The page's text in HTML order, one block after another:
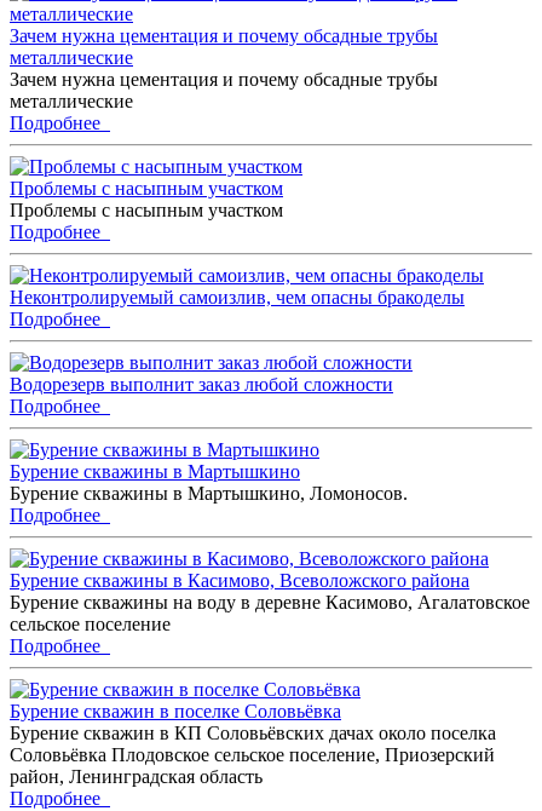
Зачем нужна цементация и почему обсадные трубы
металлические
Зачем нужна цементация и почему обсадные трубы
металлические
Подробнее
Проблемы с насыпным участком
Проблемы с насыпным участком
Подробнее
Неконтролируемый самоизлив, чем опасны бракоделы
Подробнее
Водорезерв выполнит заказ любой сложности
Подробнее
Бурение скважины в Мартышкино
Бурение скважины в Мартышкино, Ломоносов.
Подробнее
Бурение скважины в Касимово, Всеволожского района
Бурение скважины на воду в деревне Касимово, Агалатовское
сельское поселение
Подробнее
Бурение скважин в поселке Соловьёвка
Бурение скважин в КП Соловьёвских дачах около поселка
Соловьёвка Плодовское сельское поселение, Приозерский
район, Ленинградская область
Подробнее